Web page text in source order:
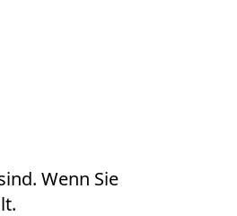
Wenn Sie